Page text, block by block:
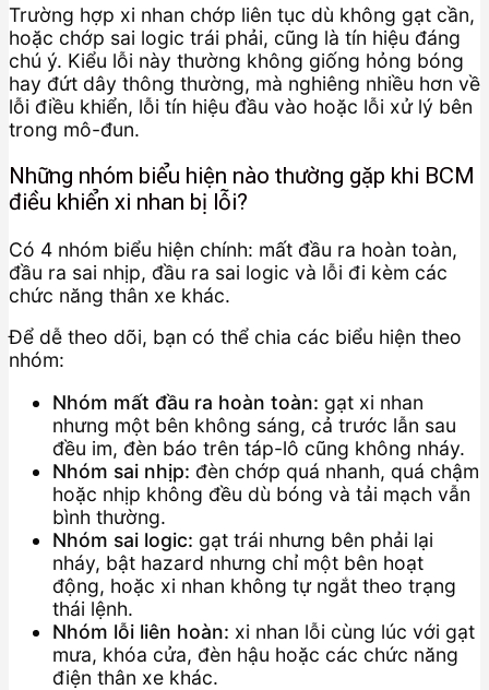
Trường hợp xi nhan chớp liên tục dù không gạt cần,
hoặc chớp sai logic trái phải, cũng là tín hiệu đáng
chú ý. Kiểu lỗi này thường không giống hỏng bóng
hay đứt dây thông thường, mà nghiêng nhiều hơn về
lỗi điều khiển, lỗi tín hiệu đầu vào hoặc lỗi xử lý bên
trong mô-đun.
Những nhóm biểu hiện nào thường gặp khi BCM
điều khiển xi nhan bị lỗi?
Có 4 nhóm biểu hiện chính: mất đầu ra hoàn toàn,
đầu ra sai nhịp, đầu ra sai logic và lỗi đi kèm các
chức năng thân xe khác.
Để dễ theo dõi, bạn có thể chia các biểu hiện theo
nhóm:
Nhóm mất đầu ra hoàn toàn: gạt xi nhan
nhưng một bên không sáng, cả trước lẫn sau
đều im, đèn báo trên táp-lô cũng không nháy.
Nhóm sai nhịp: đèn chớp quá nhanh, quá chậm
hoặc nhịp không đều dù bóng và tải mạch vẫn
bình thường.
Nhóm sai logic: gạt trái nhưng bên phải lại
nháy, bật hazard nhưng chỉ một bên hoạt
động, hoặc xi nhan không tự ngắt theo trạng
thái lệnh.
Nhóm lỗi liên hoàn: xi nhan lỗi cùng lúc với gạt
mưa, khóa cửa, đèn hậu hoặc các chức năng
điện thân xe khác.